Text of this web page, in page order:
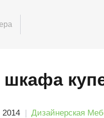
Дизайнерская